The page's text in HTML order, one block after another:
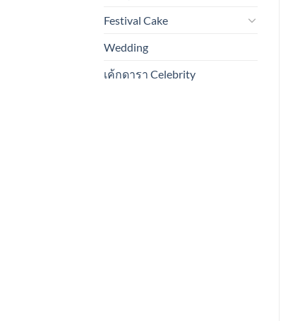
Festival Cake
Wedding
เค้กดารา Celebrity